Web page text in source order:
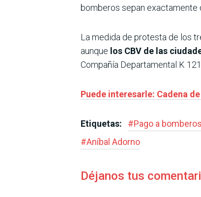
bomberos sepan exactamente
La medida de protesta de los
aunque los CBV de las
Compañía Departamental K
Puede interesarle: Cadena
Etiquetas: #Pago a bomberos
#Aníbal Adorno
Déjanos tus